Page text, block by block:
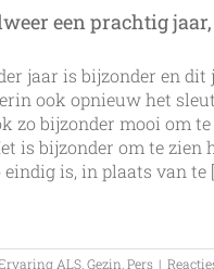
een prachtig jaar,
jaar is bijzonder en
ook opnieuw het
zo bijzonder mooi om
is bijzonder om te
eindig is, in plaats van te
ALS Gezin Pers |